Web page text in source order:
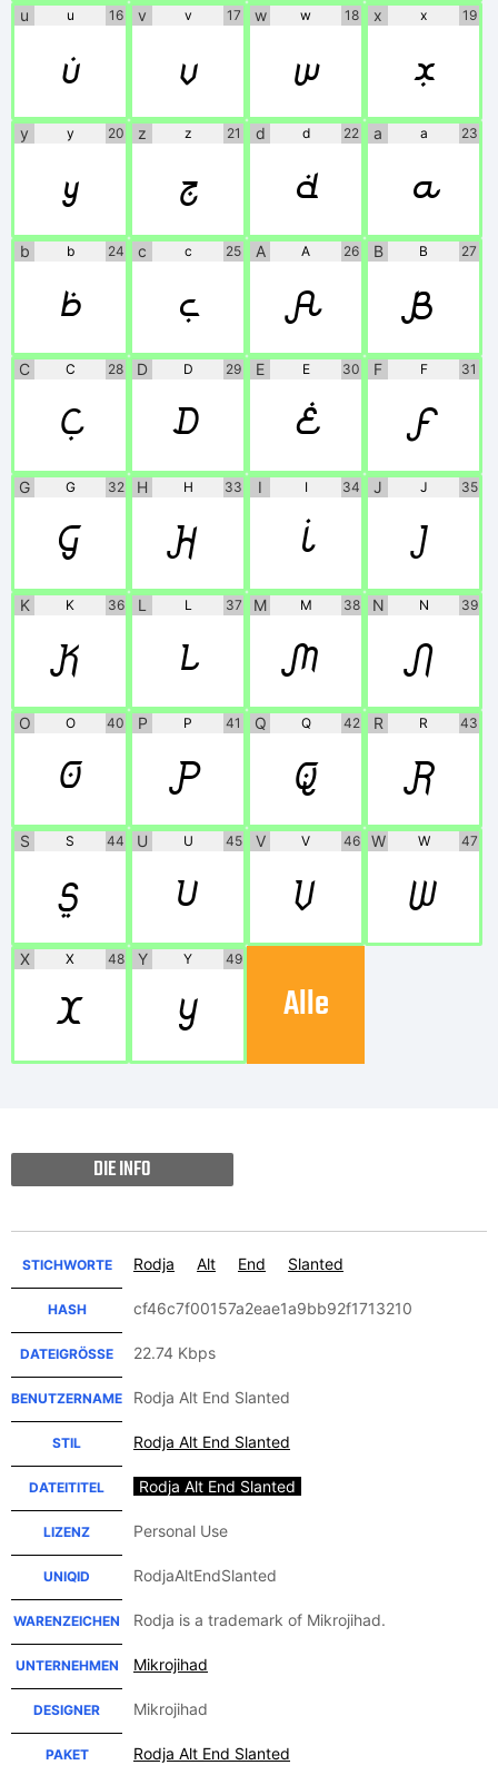
u u 16
u
v v 17
v
w w 18
w
x x 19
x
y y 20
y
z z 21
z
d d 22
d
a a 23
a
b b 24
b
c c 25
c
A A 26
A
B B 27
B
C C 28
C
D D 29
D
E E 30
E
F F 31
F
G G 32
G
H H 33
H
I I 34
I
J J 35
J
K K 36
K
L L 37
L
M M 38
M
N N 39
N
O O 40
O
P P 41
P
Q Q 42
Q
R R 43
R
S S 44
S
U U 45
U
V V 46
V
W W 47
W
X X 48
X
Y Y 49
Y Alle
DIE INFO
STICHWORTE Rodja Alt End Slanted
HASH cf46c7f00157a2eae1a9bb92f1713210
DATEIGRÖSSE 22.74 Kbps
BENUTZERNAME Rodja Alt End Slanted
STIL Rodja Alt End Slanted
DATEITITEL Rodja Alt End Slanted
LIZENZ Personal Use
UNIQID RodjaAltEndSlanted
WARENZEICHEN Rodja is a trademark of Mikrojihad.
UNTERNEHMEN Mikrojihad
DESIGNER Mikrojihad
PAKET Rodja Alt End Slanted